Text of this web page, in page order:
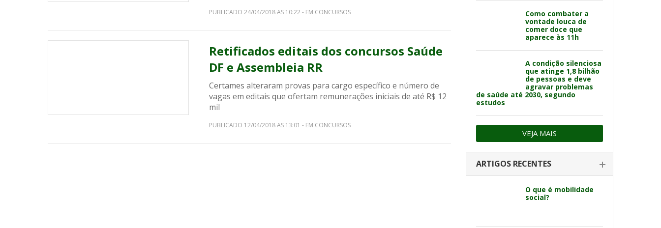
PUBLICADO 24/04/2018 AS 10:22 - EM CONCURSOS
Retificados editais dos concursos Saúde
DF e Assembleia RR
Certames alteraram provas para cargo específico e número de
vagas em editais que ofertam remunerações iniciais de até R$ 12
mil
PUBLICADO 12/04/2018 AS 13:01 - EM CONCURSOS
Como combater a
vontade louca de
comer doce que
aparece às 11h
A condição silenciosa
que atinge 1,8 bilhão
de pessoas e deve
agravar problemas
de saúde até 2030, segundo
estudos
VEJA MAIS
ARTIGOS RECENTES
O que é mobilidade
social?